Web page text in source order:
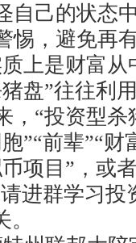
自己的状
惕，避免再
是财富从
盘”往往利
，“投资型杀
”“前辈”“
项目”，或
进群学习